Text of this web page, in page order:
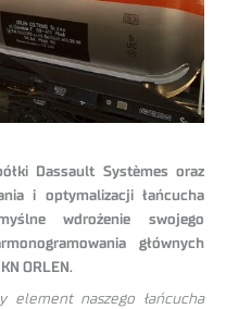
Dassault Systèmes oraz
i optymalizacji łańcucha
wdrożenie swojego
głównych
ORLEN.
element naszego łańcucha